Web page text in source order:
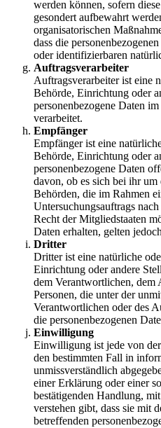
werden können, sofern
gesondert aufbewahrt
organisatorischen
dass die
oder identifizierbaren
Auftragsverarbeiter
Auftragsverarbeiter ist eine
Behörde, Einrichtung oder
personenbezogene Daten
verarbeitet.
Empfänger
Empfänger ist eine
Behörde, Einrichtung oder
personenbezogene Daten
davon, ob es sich bei ihr
Behörden, die im Rahmen
Untersuchungsauftrags
Recht der Mitgliedstaaten
Daten erhalten, gelten
Dritter
Dritter ist eine natürliche
Einrichtung oder andere
dem Verantwortlichen, dem
Personen, die unter der
Verantwortlichen oder des
die personenbezogenen
Einwilligung
Einwilligung ist jede von
den bestimmten Fall in
unmissverständlich
einer Erklärung oder einer
bestätigenden Handlung,
verstehen gibt, dass sie mit
betreffenden